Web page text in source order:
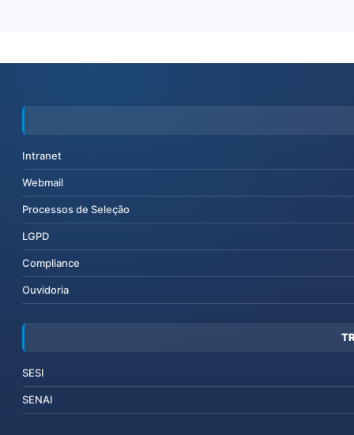
Intranet
Webmail
Processos de Seleção
LGPD
Compliance
Ouvidoria
SESI
SENAI